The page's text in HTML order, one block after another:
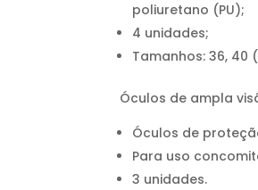
poliuretano (PU);
4 unidades;
Tamanhos: 36, 40
Óculos de ampla
Óculos de
Para uso
3 unidades.